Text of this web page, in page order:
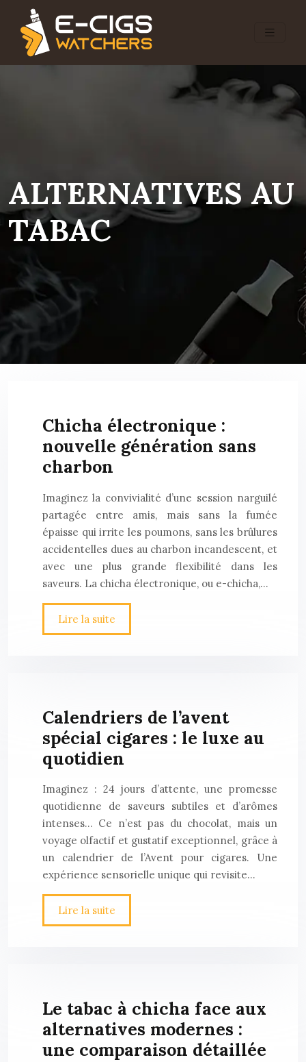
ALTERNATIVES AU
TABAC
Chicha électronique :
nouvelle génération sans
charbon
Imaginez la convivialité d’une session narguilé
partagée entre amis, mais sans la fumée
épaisse qui irrite les poumons, sans les brûlures
accidentelles dues au charbon incandescent, et
avec une plus grande flexibilité dans les
saveurs. La chicha électronique, ou e-chicha,…
Lire la suite
Calendriers de l’avent
spécial cigares : le luxe au
quotidien
Imaginez : 24 jours d’attente, une promesse
quotidienne de saveurs subtiles et d’arômes
intenses… Ce n’est pas du chocolat, mais un
voyage olfactif et gustatif exceptionnel, grâce à
un calendrier de l’Avent pour cigares. Une
expérience sensorielle unique qui revisite…
Lire la suite
Le tabac à chicha face aux
alternatives modernes :
une comparaison détaillée